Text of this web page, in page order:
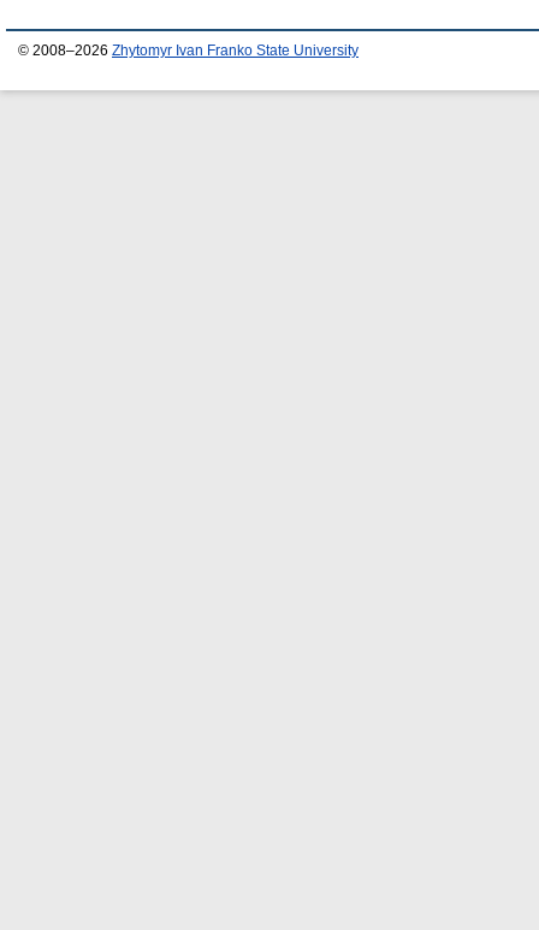
© 2008–2026 Zhytomyr Ivan Franko State University